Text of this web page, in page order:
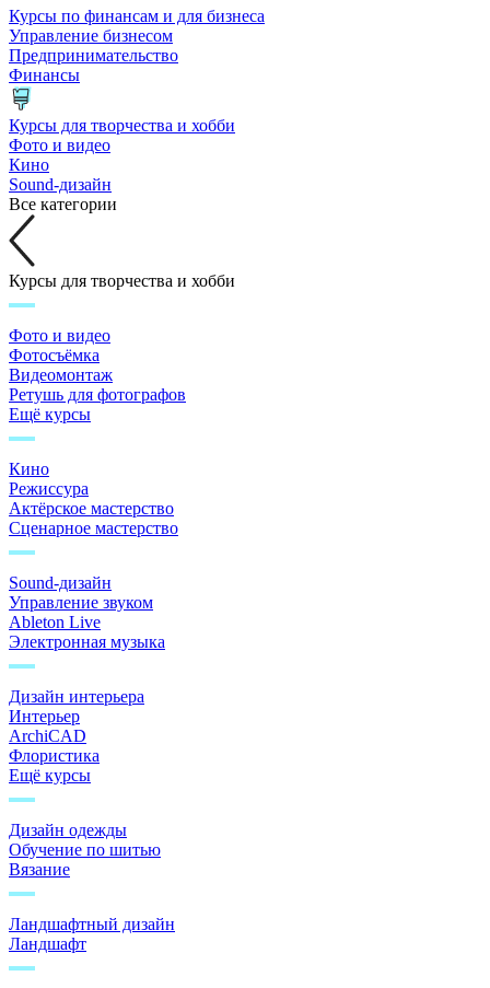
Курсы по финансам и для бизнеса
Управление бизнесом
Предпринимательство
Финансы
Курсы для творчества и хобби
Фото и видео
Кино
Sound-дизайн
Все категории
Курсы для творчества и хобби
Фото и видео
Фотосъёмка
Видеомонтаж
Ретушь для фотографов
Ещё курсы
Кино
Режиссура
Актёрское мастерство
Сценарное мастерство
Sound-дизайн
Управление звуком
Ableton Live
Электронная музыка
Дизайн интерьера
Интерьер
ArchiCAD
Флористика
Ещё курсы
Дизайн одежды
Обучение по шитью
Вязание
Ландшафтный дизайн
Ландшафт